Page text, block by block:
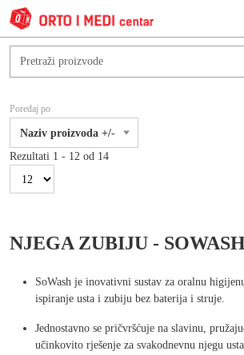
Poredaj po
Naziv proizvoda +/-
Rezultati 1 - 12 od 14
NJEGA ZUBIJU -
SoWash je inovativni sustav za oralnu
ispiranje usta i zubiju bez baterija i struje.
Jednostavno se pričvršćuje na slavinu,
učinkovito rješenje za svakodnevnu njegu